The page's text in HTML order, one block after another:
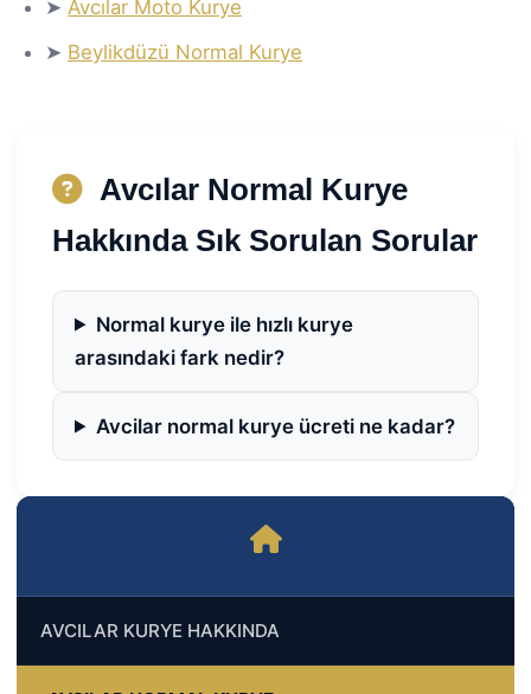
AVCILAR KURYE HAKKINDA
➤ Avcılar Moto Kurye
➤ Beylikdüzü Normal Kurye
Avcılar Normal Kurye
Hakkında Sık Sorulan Sorular
Normal kurye ile hızlı kurye
arasındaki fark nedir?
Avcilar normal kurye ücreti ne kadar?